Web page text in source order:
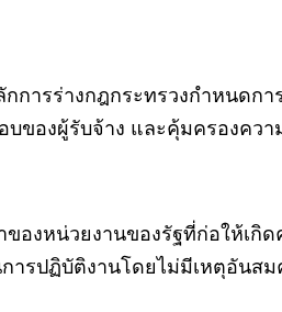
การร่างกฎกระทรวงกำหนด
บของผู้รับจ้าง และคุ้มครองคว
งหน่วยงานของรัฐที่ก่อให้เกิด
รปฏิบัติงานโดยไม่มีเหตุอันส